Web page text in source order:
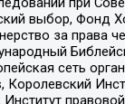
выбор,
за права
сеть